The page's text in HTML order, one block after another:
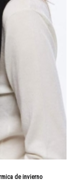
de invierno